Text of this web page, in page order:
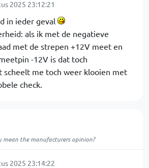
2025 23:12:21
in ieder geval
als ik met de negatieve
met de strepen +12V meet en
-12V is dat toch
scheelt me toch weer klooien met
check.
mean the manufacturers opinion?
2025 23:14:22